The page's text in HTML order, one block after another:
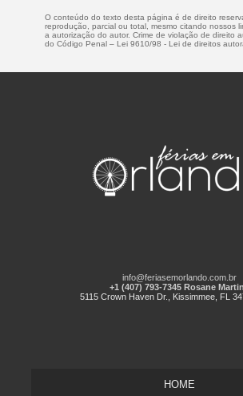
O conteúdo do texto desta página é de direito
reprodução, parcial ou total, mesmo citando nossos
a autorização do autor. Crime de violação de direito
do Código Penal – Lei 9610/98 - Lei de direitos
info@feriasemorlando.com.br
+1 (407) 793-7345 Rosane
5115 Crown Haven Dr., Kissimmee, FL
HOME